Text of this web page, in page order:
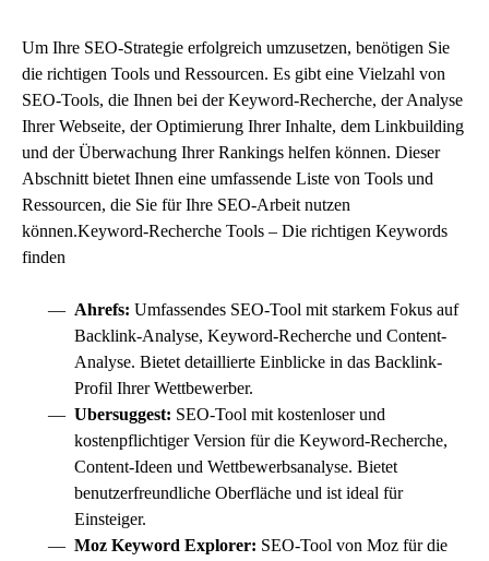
Um Ihre SEO-Strategie erfolgreich umzusetzen, benötigen Sie
die richtigen Tools und Ressourcen. Es gibt eine Vielzahl von
SEO-Tools, die Ihnen bei derKeyword-Recherche, der Analyse
Ihrer Webseite, der Optimierung Ihrer Inhalte, dem Linkbuilding
und der Überwachung Ihrer Rankings helfen können. Dieser
Abschnitt bietet Ihnen eine umfassende Liste von Tools und
Ressourcen, die Sie für Ihre SEO-Arbeit nutzen
können.Keyword-Recherche Tools – Die richtigen Keywords
finden
Ahrefs: Umfassendes SEO-Tool mit starkem Fokus auf
Backlink-Analyse, Keyword-Recherche und Content-
Analyse. Bietet detaillierte Einblicke in das Backlink-
Profil Ihrer Wettbewerber.
Ubersuggest: SEO-Tool mit kostenloser und
kostenpflichtiger Version für die Keyword-Recherche,
Content-Ideen und Wettbewerbsanalyse. Bietet
benutzerfreundliche Oberfläche und ist ideal für
Einsteiger.
Moz Keyword Explorer: SEO-Tool von Moz für die